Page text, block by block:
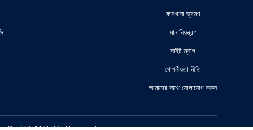
কারখানা ভ্রমণ
মান নিয়ন্ত্রণ
সাইট ম্যাপ
গোপনীয়তা নীতি
আমাদের সাথে যোগাযোগ করুন